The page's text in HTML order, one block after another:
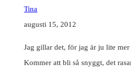
Tina
augusti 15, 2012
Jag gillar det, för jag är ju lite
Kommer att bli så snyggt, det